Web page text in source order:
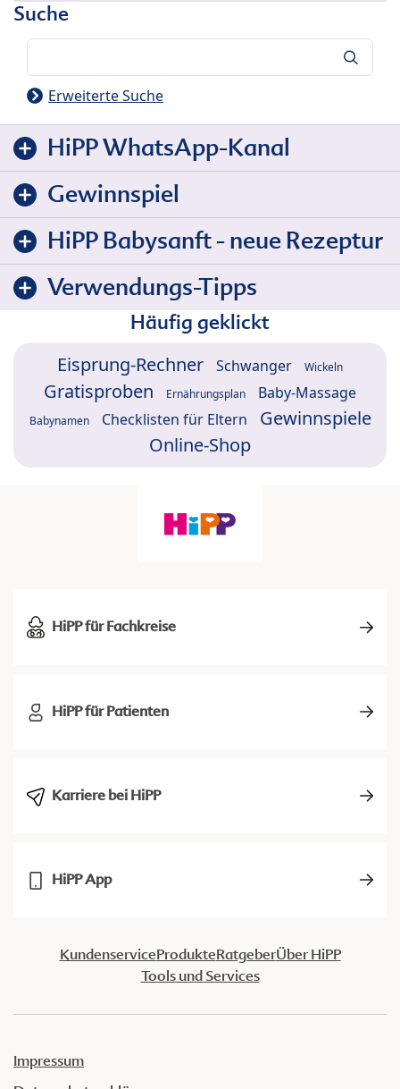
Suche
Erweiterte Suche
HiPP WhatsApp-Kanal
Gewinnspiel
HiPP Babysanft - neue Rezeptur
Verwendungs-Tipps
Häufig geklickt
Eisprung-Rechner Schwanger Wickeln
Gratisproben Ernährungsplan Baby-Massage
Babynamen Checklisten für Eltern
Gewinnspiele
Online-Shop
HiPP für Fachkreise
HiPP für Patienten
Karriere bei HiPP
HiPP App
KundenserviceProdukteRatgeberÜber HiPP
Tools und Services
Impressum